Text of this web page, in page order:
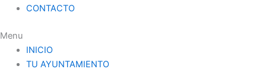
CONTACTO
Menu
INICIO
TU AYUNTAMIENTO